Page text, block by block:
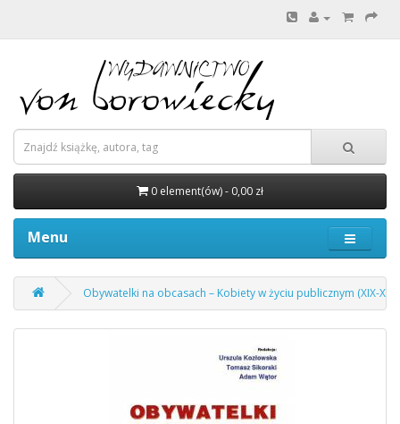
0 element(ów) - 0,00 zł
Menu
Obywatelki na obcasach – Kobiety w życiu publicznym (XIX-XXI